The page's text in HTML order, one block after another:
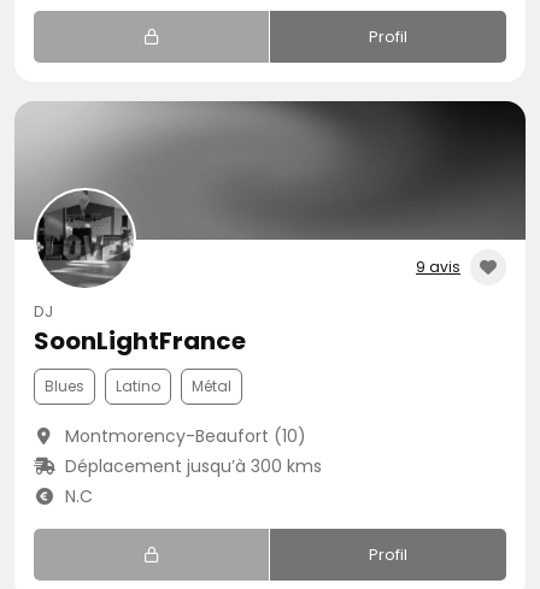
Profil
9 avis
DJ
SoonLightFrance
Blues Latino Métal
Montmorency-Beaufort (10)
Déplacement jusqu’à 300 kms
N.C
Profil